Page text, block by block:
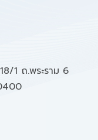
1 ถ.พระราม 6